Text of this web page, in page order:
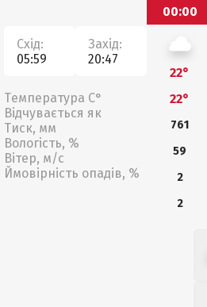
Схід:
05:59
Захід:
20:47
Температура С°
Відчувається як
Тиск, мм
Вологість, %
Вітер, м/с
Ймовірність опадів, %
00:00
22°
22°
761
59
2
2